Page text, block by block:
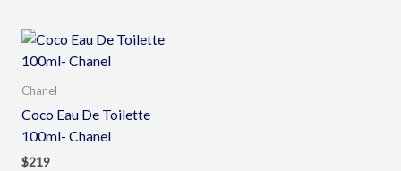
Chanel
Coco Eau De Toilette
100ml- Chanel
$219